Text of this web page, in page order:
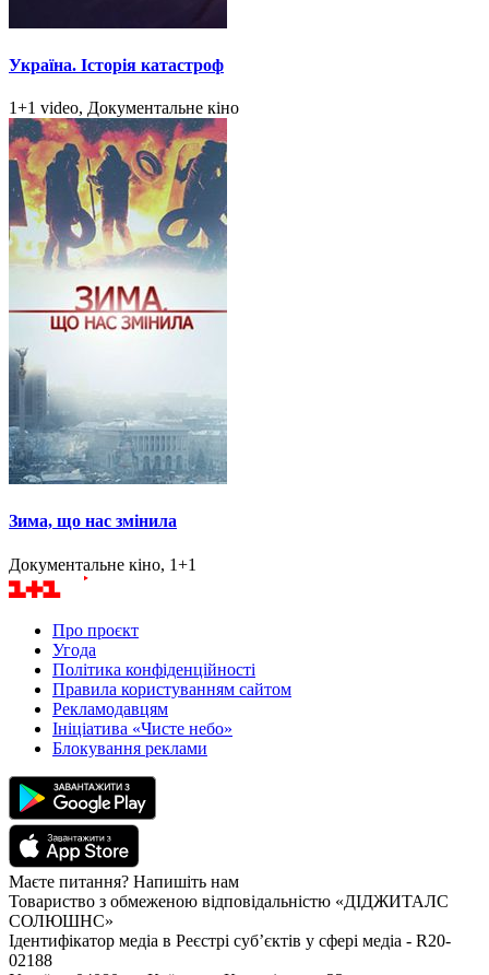
Україна. Історія катастроф
1+1 video, Документальне кіно
Зима, що нас змінила
Документальне кіно, 1+1
Про проєкт
Угода
Політика конфіденційності
Правила користуванням сайтом
Рекламодавцям
Ініціатива «Чисте небо»
Блокування реклами
Маєте питання? Напишіть нам
Товариство з обмеженою відповідальністю «ДІДЖИТАЛС
СОЛЮШНС»
Ідентифікатор медіа в Реєстрі суб’єктів у сфері медіа - R20-
02188